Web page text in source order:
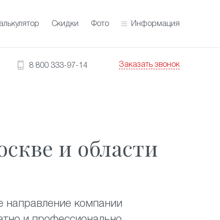
Скидки Фото Информация
8 800 333-97-14 Заказать звонок
и области
направление компании